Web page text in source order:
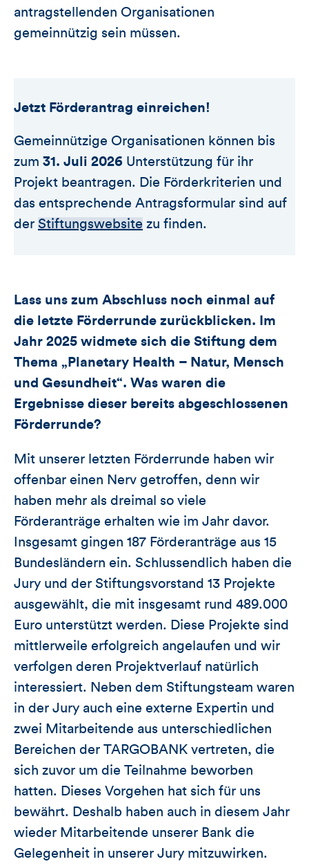
antragstellenden Organisationen
gemeinnützig sein müssen.
Jetzt Förderantrag einreichen!
Gemeinnützige Organisationen können bis
zum 31. Juli 2026 Unterstützung für ihr
Projekt beantragen. Die Förderkriterien und
das entsprechende Antragsformular sind auf
der Stiftungswebsite zu finden.
Lass uns zum Abschluss noch einmal auf
die letzte Förderrunde zurückblicken. Im
Jahr 2025 widmete sich die Stiftung dem
Thema „Planetary Health – Natur, Mensch
und Gesundheit“. Was waren die
Ergebnisse dieser bereits abgeschlossenen
Förderrunde?
Mit unserer letzten Förderrunde haben wir
offenbar einen Nerv getroffen, denn wir
haben mehr als dreimal so viele
Förderanträge erhalten wie im Jahr davor.
Insgesamt gingen 187 Förderanträge aus 15
Bundesländern ein. Schlussendlich haben die
Jury und der Stiftungsvorstand 13 Projekte
ausgewählt, die mit insgesamt rund 489.000
Euro unterstützt werden. Diese Projekte sind
mittlerweile erfolgreich angelaufen und wir
verfolgen deren Projektverlauf natürlich
interessiert. Neben dem Stiftungsteam waren
in der Jury auch eine externe Expertin und
zwei Mitarbeitende aus unterschiedlichen
Bereichen der TARGOBANK vertreten, die
sich zuvor um die Teilnahme beworben
hatten. Dieses Vorgehen hat sich für uns
bewährt. Deshalb haben auch in diesem Jahr
wieder Mitarbeitende unserer Bank die
Gelegenheit in unserer Jury mitzuwirken.